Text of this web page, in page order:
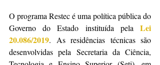
O programa Restec é uma política pública do
Governo do Estado instituída pela Lei
20.086/2019. As residências técnicas são
desenvolvidas pela Secretaria da Ciência,